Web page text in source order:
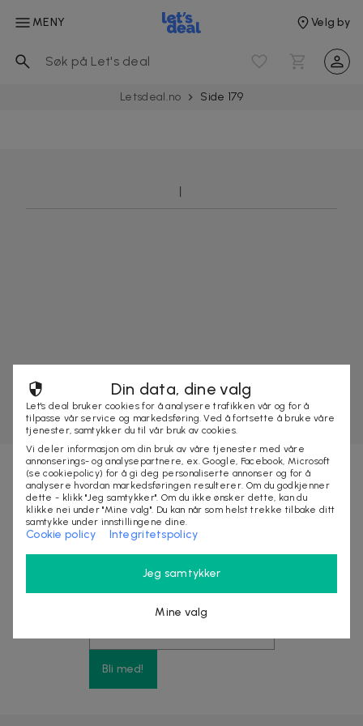
MENY Velg by
Letsdeal.no Side 179
Nyhetsbrevet fylt med fordeler
Få eksklusive rabatter, tjuvstart på store
kampanjer og opptil 10% rabatt på ditt neste kjøp
Bli med!
Din data, dine valg
Let's deal bruker cookies for å analysere trafikken vår og for å
tilpasse vår service og markedsføring. Ved å fortsette å bruke våre
tjenester, samtykker du til vår bruk av cookies.
Vi deler informasjon om din bruk av våre tjenester med våre
annonserings- og analysepartnere, ex. Google, Facebook, Microsoft
(se cookiepolicy) for å gi deg personaliserte annonser og for å
analysere hvordan markedsføringen resulterer. Om du godkjenner
dette - klikk "Jeg samtykker". Om du ikke ønsker dette, kan du
klikke nei under "Mine valg". Du kan når som helst trekke tilbake ditt
samtykke under innstillingene dine.
Cookie policy Integritetspolicy
Jeg samtykker
Mine valg